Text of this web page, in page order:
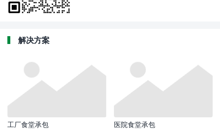
解决方案
工厂食堂承包 医院食堂承包